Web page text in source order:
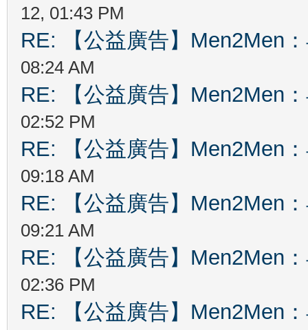
12, 01:43 PM
RE: 【公益廣告】Men2Men
08:24 AM
RE: 【公益廣告】Men2Men
02:52 PM
RE: 【公益廣告】Men2Men
09:18 AM
RE: 【公益廣告】Men2Men
09:21 AM
RE: 【公益廣告】Men2Men
02:36 PM
RE: 【公益廣告】Men2Men